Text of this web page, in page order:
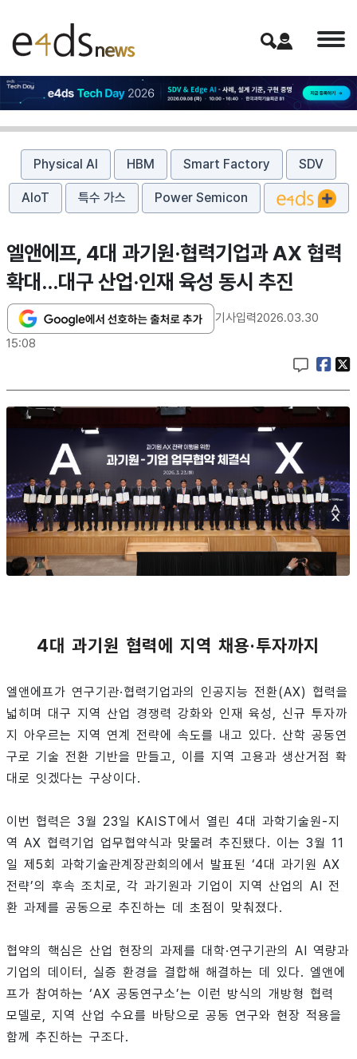
Physical AI HBM Smart Factory SDV
AIoT 특수 가스 Power Semicon
엘앤에프, 4대 과기원·협력기업과 AX 협력
확대…대구 산업·인재 육성 동시 추진
기사입력2026.03.30
15:08
4대 과기원 협력에 지역 채용·투자까지
엘앤에프가 연구기관·협력기업과의 인공지능 전환(AX) 협력을
넓히며 대구 지역 산업 경쟁력 강화와 인재 육성, 신규 투자까
지 아우르는 지역 연계 전략에 속도를 내고 있다. 산학 공동연
구로 기술 전환 기반을 만들고, 이를 지역 고용과 생산거점 확
대로 잇겠다는 구상이다.
이번 협력은 3월 23일 KAIST에서 열린 4대 과학기술원-지
역 AX 협력기업 업무협약식과 맞물려 추진됐다. 이는 3월 11
일 제5회 과학기술관계장관회의에서 발표된 ‘4대 과기원 AX
전략’의 후속 조치로, 각 과기원과 기업이 지역 산업의 AI 전
환 과제를 공동으로 추진하는 데 초점이 맞춰졌다.
협약의 핵심은 산업 현장의 과제를 대학·연구기관의 AI 역량과
기업의 데이터, 실증 환경을 결합해 해결하는 데 있다. 엘앤에
프가 참여하는 ‘AX 공동연구소’는 이런 방식의 개방형 협력
모델로, 지역 산업 수요를 바탕으로 공동 연구와 현장 적용을
함께 추진하는 구조다.